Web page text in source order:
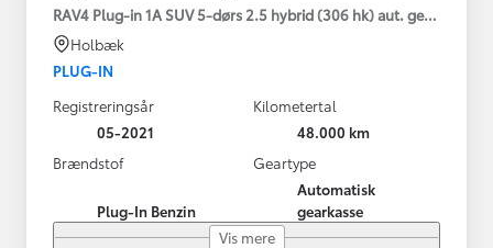
RAV4 Plug-in 1A SUV 5-dørs 2.5 hybrid (306 hk) aut. gear AWD-i
Holbæk
PLUG-IN
Registreringsår
05-2021
Kilometertal
48.000 km
Brændstof
Plug-In Benzin
Geartype
Automatisk
gearkasse
Vis mere